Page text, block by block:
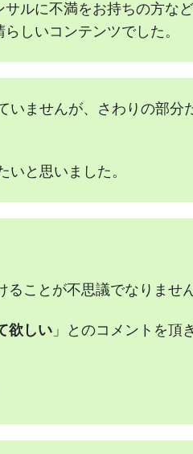
ルに不満をお持ちの方な
しいコンテンツでした。
ませんが、さわりの部分
と思いました。
ことが不思議でなりませ
欲しい 」とのコメントを頂